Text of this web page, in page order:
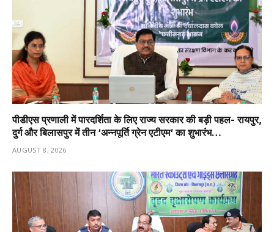
पीडीएस प्रणाली में पारदर्शिता के लिए राज्य सरकार की बड़ी पहल- रायपुर,
दुर्ग और बिलासपुर में तीन ‘अन्नपूर्ति ग्रेन एटीएम‘ का शुभारंभ…
AUGUST 8, 2026